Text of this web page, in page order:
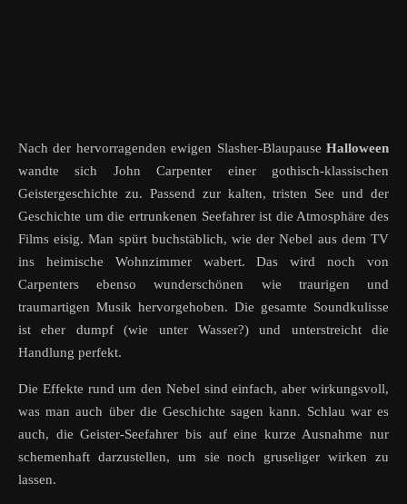
Nach der hervorragenden ewigen Slasher-Blaupause Halloween
wandte sich John Carpenter einer gothisch-klassischen
Geistergeschichte zu. Passend zur kalten, tristen See und der
Geschichte um die ertrunkenen Seefahrer ist die Atmosphäre des
Films eisig. Man spürt buchstäblich, wie der Nebel aus dem TV
ins heimische Wohnzimmer wabert. Das wird noch von
Carpenters ebenso wunderschönen wie traurigen und
traumartigen Musik hervorgehoben. Die gesamte Soundkulisse
ist eher dumpf (wie unter Wasser?) und unterstreicht die
Handlung perfekt.
Die Effekte rund um den Nebel sind einfach, aber wirkungsvoll,
was man auch über die Geschichte sagen kann. Schlau war es
auch, die Geister-Seefahrer bis auf eine kurze Ausnahme nur
schemenhaft darzustellen, um sie noch gruseliger wirken zu
lassen.